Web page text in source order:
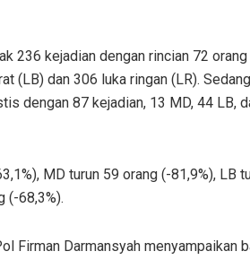
236 kejadian dengan rincian 72 orang
(LB) dan 306 luka ringan (LR).
dengan 87 kejadian, 13 MD, 44 LB,
MD turun 59 orang (-81,9%), LB
(-68,3%).
Firman Darmansyah menyampaikan